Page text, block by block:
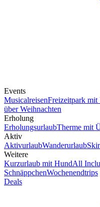
Events
MusicalreisenFreizeitpark mit
über Weihnachten
Erholung
ErholungsurlaubTherme mit
Aktiv
AktivurlaubWanderurlaub
Weitere
Kurzurlaub mit HundAll
SchnäppchenWochenendtrips
Deals